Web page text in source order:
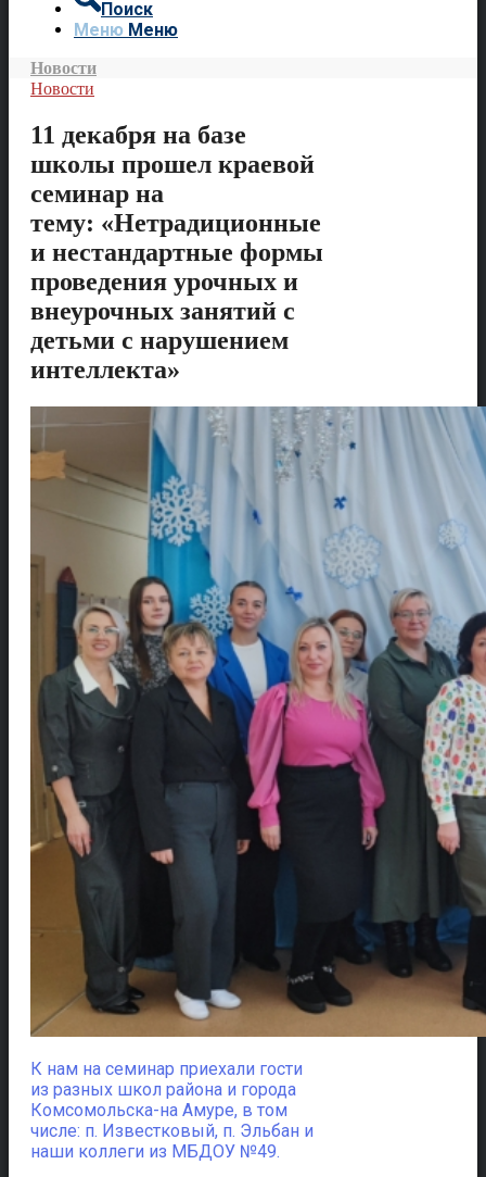
Поиск
Меню Меню
Новости
Новости
11 декабря на базе
школы прошел краевой
семинар на
тему: «Нетрадиционные
и нестандартные формы
проведения урочных и
внеурочных занятий с
детьми с нарушением
интеллекта»
К нам на семинар приехали гости
из разных школ района и города
Комсомольска-на Амуре, в том
числе: п. Известковый, п. Эльбан и
наши коллеги из МБДОУ №49.